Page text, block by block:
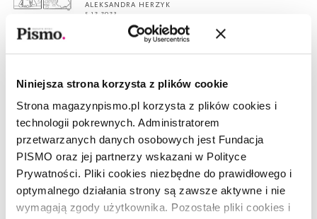
Niniejsza strona korzysta z plików cookie
Strona magazynpismo.pl korzysta z plików cookies i
technologii pokrewnych. Administratorem
przetwarzanych danych osobowych jest Fundacja
PISMO oraz jej partnerzy wskazani w Polityce
Prywatności. Pliki cookies niezbędne do prawidłowego i
optymalnego działania strony są zawsze aktywne i nie
wymagają zgody użytkownika. Pozostałe pliki cookies i
ALEKSANDRA HERZYK
5.12.2023
STRATEGIE PRZETRWANIA
inaczej?
KATARZYNA KAZIMIEROWSKA
WIERSZ NA PONIEDZIAŁEK
All I want for Christmas is
poezja oraz święty spokój
MAGDALENA KICIŃSKA
20.12.2021